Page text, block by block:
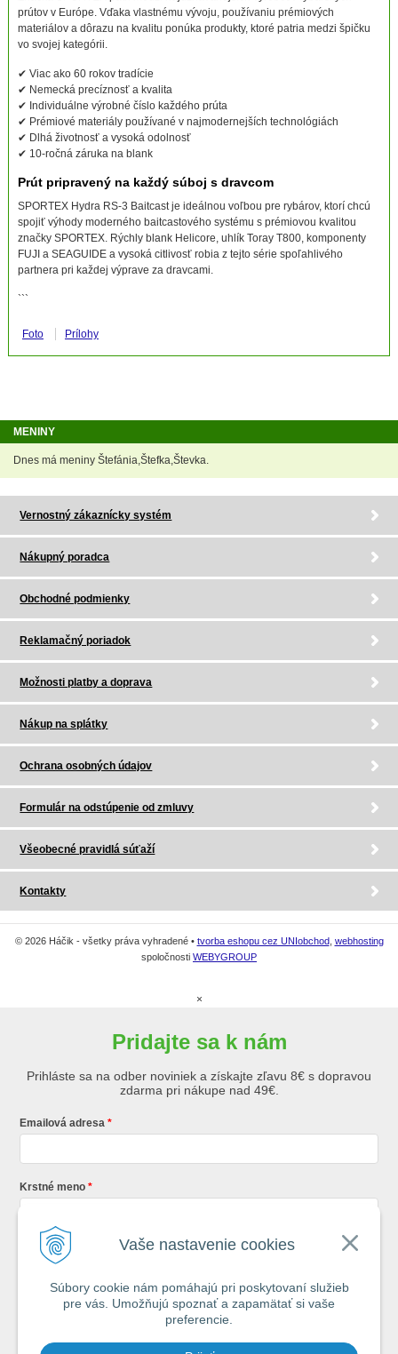
Vaše nastavenie cookies
Súbory cookie nám pomáhajú pri poskytovaní služieb
pre vás. Umožňujú spoznať a zapamätať si vaše
preferencie.
prútov v Európe. Vďaka vlastnému vývoju, používaniu prémiových
materiálov a dôrazu na kvalitu ponúka produkty, ktoré patria medzi špičku
vo svojej kategórii.
✔ Viac ako 60 rokov tradície
✔ Nemecká precíznosť a kvalita
✔ Individuálne výrobné číslo každého prúta
✔ Prémiové materiály používané v najmodernejších technológiách
✔ Dlhá životnosť a vysoká odolnosť
✔ 10-ročná záruka na blank
Prút pripravený na každý súboj s dravcom
SPORTEX Hydra RS-3 Baitcast je ideálnou voľbou pre rybárov, ktorí chcú
spojiť výhody moderného baitcastového systému s prémiovou kvalitou
značky SPORTEX. Rýchly blank Helicore, uhlík Toray T800, komponenty
FUJI a SEAGUIDE a vysoká citlivosť robia z tejto série spoľahlivého
partnera pri každej výprave za dravcami.
```
Foto Prílohy
MENINY
Dnes má meniny Štefánia,Štefka,Števka.
Vernostný zákaznícky systém
Nákupný poradca
Obchodné podmienky
Reklamačný poriadok
Možnosti platby a doprava
Nákup na splátky
Ochrana osobných údajov
Formulár na odstúpenie od zmluvy
Všeobecné pravidlá súťaží
Kontakty
© 2026 Háčik - všetky práva vyhradené • tvorba eshopu cez UNIobchod webhosting
spoločnosti WEBYGROUP
×
Pridajte sa k nám
Prihláste sa na odber noviniek a získajte zľavu 8€ s dopravou
zdarma pri nákupe nad 49€.
Emailová adresa
Krstné meno
Registráciou súhlasíte so
Každý týždeň si od nás nájdete v schránke : 1x Rybársky Poradca a 1x